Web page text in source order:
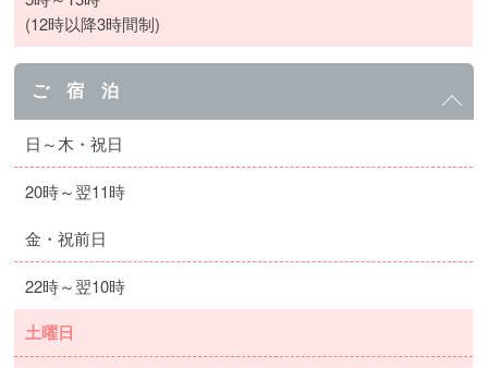
(12時以降3時間制)
ご 宿 泊
日～木・祝日
20時～翌11時
金・祝前日
22時～翌10時
土曜日